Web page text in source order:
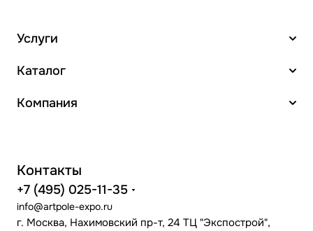
Услуги
Каталог
Компания
Контакты
+7 (495) 025-11-35
info@artpole-expo.ru
г. Москва, Нахимовский пр-т, 24 ТЦ "Экспострой",